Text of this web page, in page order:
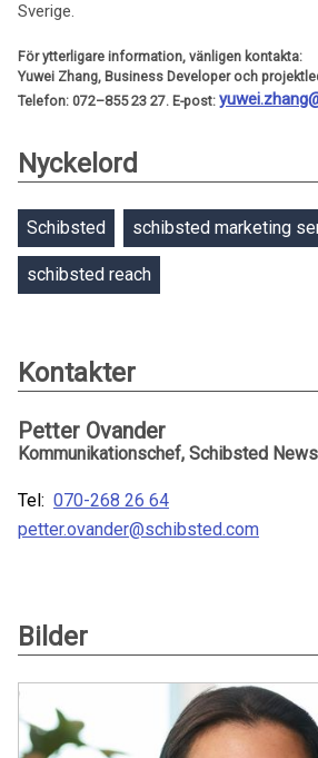
Sverige.
För ytterligare information, vänligen kontakta:
Yuwei Zhang, Business Developer och
Telefon: 072–855 23 27. E-post:
Nyckelord
Schibsted schibsted marketing
schibsted reach
Kontakter
Petter Ovander
Kommunikationschef, Schibsted
Tel: 070-268 26 64
petter.ovander@schibsted.com
Bilder